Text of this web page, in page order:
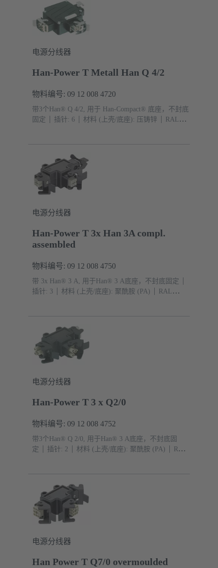
电源分线器
Han-Power T Metall Han Q 4/2
物料编号: 09 12 008 4720
带3个Han® Q 4/2, 用于 Han-Compact® 底座，不封底
固定
插针: 6 材料 (上壳/底座): 压铸锌
RAL
电源分线器
Han-Power T 3x Han 3A compl.
assembled
物料编号: 09 12 008 4750
带 3x Han® 3 A, 用于Han® 3 A底座，不封底固定
插针: 3
材料 (上壳/底座): 聚酰胺 (PA)
RAL
电源分线器
Han-Power T 3 x Q2/0
物料编号: 09 12 008 4752
带3个Han® Q 2/0, 用于Han® 3 A底座，不封底固
定
插针: 2 材料 (上壳/底座): 聚酰胺 (PA)
RAL
电源分线器
Han Power T Q7/0 overmoulded